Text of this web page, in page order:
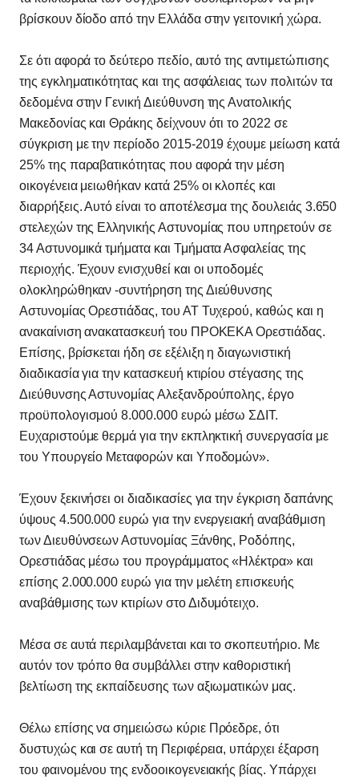
βρίσκουν δίοδο από την Ελλάδα στην γειτονική χώρα.
Σε ότι αφορά το δεύτερο πεδίο, αυτό της αντιμετώπισης
της εγκληματικότητας και της ασφάλειας των πολιτών τα
δεδομένα στην Γενική Διεύθυνση της Ανατολικής
Μακεδονίας και Θράκης δείχνουν ότι το 2022 σε
σύγκριση με την περίοδο 2015-2019 έχουμε μείωση κατά
25% της παραβατικότητας που αφορά την μέση
οικογένεια μειωθήκαν κατά 25% οι κλοπές και
διαρρήξεις. Αυτό είναι το αποτέλεσμα της δουλειάς 3.650
στελεχών της Ελληνικής Αστυνομίας που υπηρετούν σε
34 Αστυνομικά τμήματα και Τμήματα Ασφαλείας της
περιοχής. Έχουν ενισχυθεί και οι υποδομές
ολοκληρώθηκαν -συντήρηση της Διεύθυνσης
Αστυνομίας Ορεστιάδας, του ΑΤ Τυχερού, καθώς και η
ανακαίνιση ανακατασκευή του ΠΡΟΚΕΚΑ Ορεστιάδας.
Επίσης, βρίσκεται ήδη σε εξέλιξη η διαγωνιστική
διαδικασία για την κατασκευή κτιρίου στέγασης της
Διεύθυνσης Αστυνομίας Αλεξανδρούπολης, έργο
προϋπολογισμού 8.000.000 ευρώ μέσω ΣΔΙΤ.
Ευχαριστούμε θερμά για την εκπληκτική συνεργασία με
του Υπουργείο Μεταφορών και Υποδομών».
Έχουν ξεκινήσει οι διαδικασίες για την έγκριση δαπάνης
ύψους 4.500.000 ευρώ για την ενεργειακή αναβάθμιση
των Διευθύνσεων Αστυνομίας Ξάνθης, Ροδόπης,
Ορεστιάδας μέσω του προγράμματος «Ηλέκτρα» και
επίσης 2.000.000 ευρώ για την μελέτη επισκευής
αναβάθμισης των κτιρίων στο Διδυμότειχο.
Μέσα σε αυτά περιλαμβάνεται και το σκοπευτήριο. Με
αυτόν τον τρόπο θα συμβάλλει στην καθοριστική
βελτίωση της εκπαίδευσης των αξιωματικών μας.
Θέλω επίσης να σημειώσω κύριε Πρόεδρε, ότι
δυστυχώς και σε αυτή τη Περιφέρεια, υπάρχει έξαρση
του φαινομένου της ενδοοικογενειακής βίας. Υπάρχει